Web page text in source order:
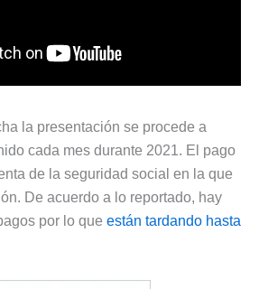
la presentación se procede a
cada mes durante 2021. El pago
de la seguridad social en la que
De acuerdo a lo reportado, hay
por lo que están tardando hasta